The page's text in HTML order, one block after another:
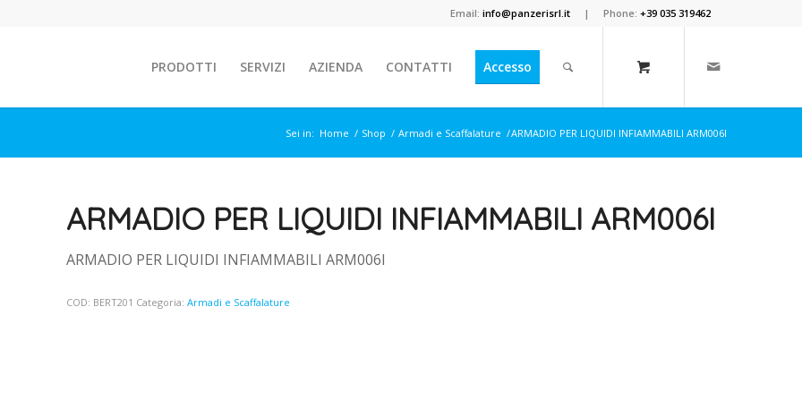
Email:info@panzerisrl.it | Phone:+39 035 319462
PRODOTTI SERVIZI AZIENDA CONTATTI Accesso
Sei in: Home / Shop / Armadi e Scaffalature /ARMADIO PER LIQUIDI INFIAMMABILI ARM006I
ARMADIO PER LIQUIDI INFIAMMABILI ARM006I
ARMADIO PER LIQUIDI INFIAMMABILI ARM006I
COD: BERT201 Categoria: Armadi e Scaffalature